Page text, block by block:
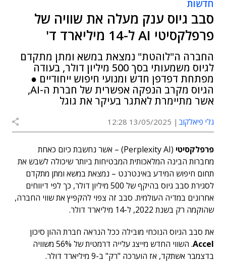
חדשות
סבב גיוס ענק מעלה את שוויה של
פרפלקסיטי AI ל-14 מיליארד ד'
החברה ה"לוהטת" נמצאת במשא ומתן מתקדם
לגיוס משמעותי בסך 500 מיליון דולר, בעודה
מפתחת דפדפן חדש ומנועי חיפוש ייחודיים ●
הגיוס מקרב הנפקה אפשרית של חברת ה-AI,
אשר מתיימרת לאתגר בעיקר את גוגל
גלי פיאלקוב 13/05/2025 12:28
פרפלקסיטי
(Perplexity AI) – אשר נחשבת כיום כאחת
מחברות הבינה המלאכותית המבטיחות ביותר שיכולה לשבש את
תחום חיפוש המידע באינטרנט – נמצאת במשא ומתן מתקדם
לסגירת סבב גיוס בהיקף של 500 מיליון דולר, כך לפי דיווחים
אחרונים במדיה העולמית. סבב זה צפוי להקפיץ את שווי החברה,
שהוקמה רק בשנת 2022, ל-14 מיליארד דולר.
את סבב הגיוס הנוכחי מובילה ככל הנראה חברת ההון סיכון
Accel
. השווי החדש מייצג עלייה דרמטית של 56% משוויה
בדצמבר אשתקד, אז הוערכה "רק" ב-9 מיליארד דולר.